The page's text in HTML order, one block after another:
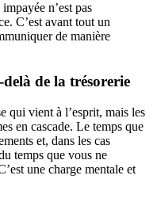
n’est pas
C’est avant tout un
de manière
de la trésorerie
qui vient à l’esprit, mais les
en cascade. Le temps que
et, dans les cas
temps que vous ne
une charge mentale et